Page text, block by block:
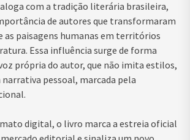
com a tradição literária brasileira,
de autores que transformaram
as paisagens humanas em territórios
Essa influência surge de forma
própria do autor, que não imita estilos,
pessoal, marcada pela
digital, o livro marca a estreia oficial